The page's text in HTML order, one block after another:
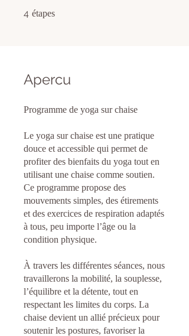
4 étapes
Apercu
Programme de yoga sur chaise
Le yoga sur chaise est une pratique
douce et accessible qui permet de
profiter des bienfaits du yoga tout en
utilisant une chaise comme soutien.
Ce programme propose des
mouvements simples, des étirements
et des exercices de respiration adaptés
à tous, peu importe l’âge ou la
condition physique.
À travers les différentes séances, nous
travaillerons la mobilité, la souplesse,
l’équilibre et la détente, tout en
respectant les limites du corps. La
chaise devient un allié précieux pour
soutenir les postures, favoriser la